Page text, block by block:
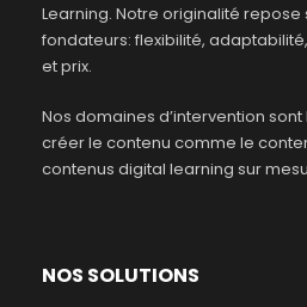
Learning. Notre originalité repose
fondateurs: flexibilité,
et prix.
Nos domaines d’intervention
créer le contenu comme le
contenus digital learning sur
NOS SOLUTIONS